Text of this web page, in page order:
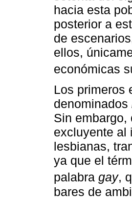
hacia esta
posterior a
de
ellos,
económicas
Los primeros
denominados
Sin embargo,
excluyente al
lesbianas,
ya que el
palabra gay,
bares de